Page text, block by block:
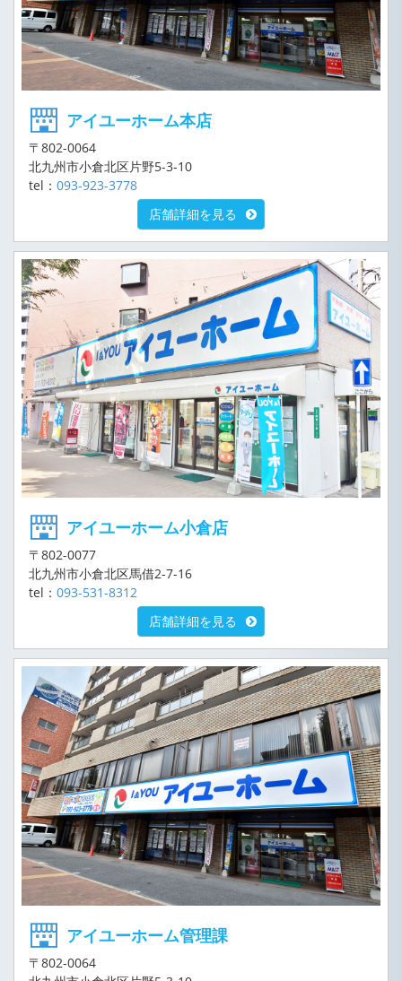
アイユーホーム本店
〒802-0064
北九州市小倉北区片野5-3-10
tel： 093-923-3778
店舗詳細を見る
アイユーホーム小倉店
〒802-0077
北九州市小倉北区馬借2-7-16
tel： 093-531-8312
店舗詳細を見る
アイユーホーム管理課
〒802-0064